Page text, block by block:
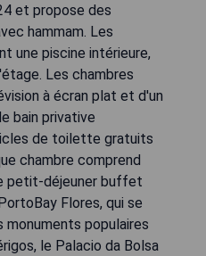
et propose des
hammam. Les
une piscine intérieure,
Les chambres
à écran plat et d'un
bain privative
de toilette gratuits
chambre comprend
petit-déjeuner buffet
Flores, qui se
populaires
le Palacio da Bolsa